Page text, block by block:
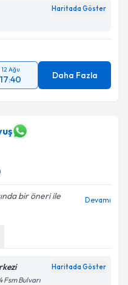
Haritada Göster
12 Ağu
17:40 Daha Fazla
bir öneri ile
Devamı
Haritada Göster
Fsm Bulvarı